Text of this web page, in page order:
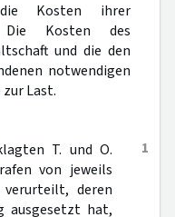
Kosten ihrer
Kosten des
und die den
notwendigen
Last.
1
T. und O.
von jeweils
deren
ausgesetzt hat,